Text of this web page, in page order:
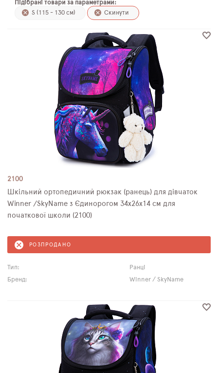
ПЛЯШКИ ДЛЯ ВОДИ
SCHOOL STANDARD
Підібрані товари за параметрами:
S (115 - 130 см)
Скинути
2100
Шкільний ортопедичний рюкзак (ранець) для дівчаток
Winner /SkyName з Єдинорогом 34х26х14 см для
початкової школи (2100)
РОЗПРОДАНО
Тип:
Ранці
Бренд:
Winner / SkyName